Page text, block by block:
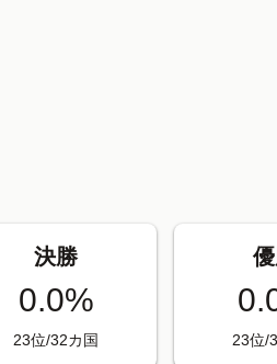
決勝
0.0%
23位/32カ国 23位/